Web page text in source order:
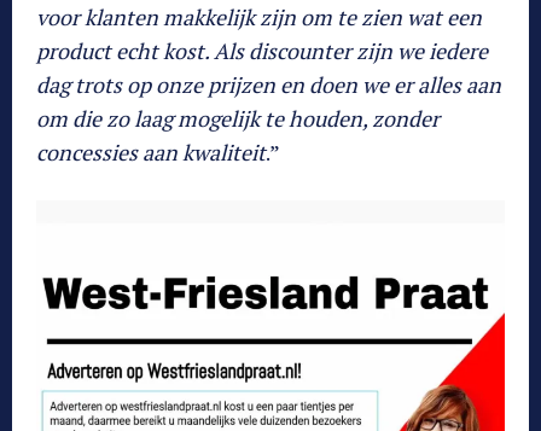
voor klanten makkelijk zijn om te zien wat een
product echt kost. Als discounter zijn we iedere
dag trots op onze prijzen en doen we er alles aan
om die zo laag mogelijk te houden, zonder
concessies aan kwaliteit.”